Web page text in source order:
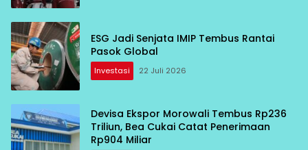
ESG Jadi Senjata IMIP Tembus Rantai
Pasok Global
Investasi 22 Juli 2026
Devisa Ekspor Morowali Tembus Rp236
Triliun, Bea Cukai Catat Penerimaan
Rp904 Miliar